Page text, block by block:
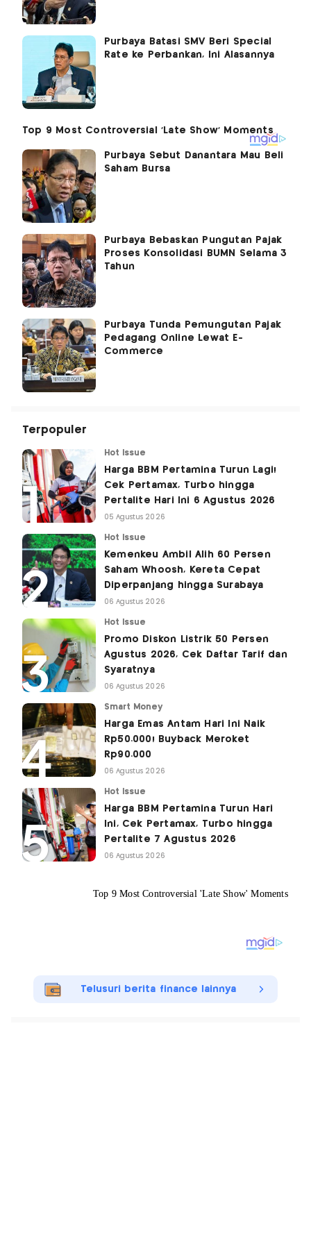
Purbaya Batasi SMV Beri Special
Rate ke Perbankan, Ini Alasannya
Purbaya Sebut Danantara Mau Beli
Saham Bursa
Purbaya Bebaskan Pungutan Pajak
Proses Konsolidasi BUMN Selama 3
Tahun
Purbaya Tunda Pemungutan Pajak
Pedagang Online Lewat E-
Commerce
Terpopuler
Hot Issue
Harga BBM Pertamina Turun Lagi!
Cek Pertamax, Turbo hingga
Pertalite Hari Ini 6 Agustus 2026
05 Agustus 2026
Hot Issue
Kemenkeu Ambil Alih 60 Persen
Saham Whoosh, Kereta Cepat
Diperpanjang hingga Surabaya
06 Agustus 2026
Hot Issue
Promo Diskon Listrik 50 Persen
Agustus 2026, Cek Daftar Tarif dan
Syaratnya
06 Agustus 2026
Smart Money
Harga Emas Antam Hari Ini Naik
Rp50.000! Buyback Meroket
Rp90.000
06 Agustus 2026
Hot Issue
Harga BBM Pertamina Turun Hari
Ini, Cek Pertamax, Turbo hingga
Pertalite 7 Agustus 2026
06 Agustus 2026
Telusuri berita finance lainnya